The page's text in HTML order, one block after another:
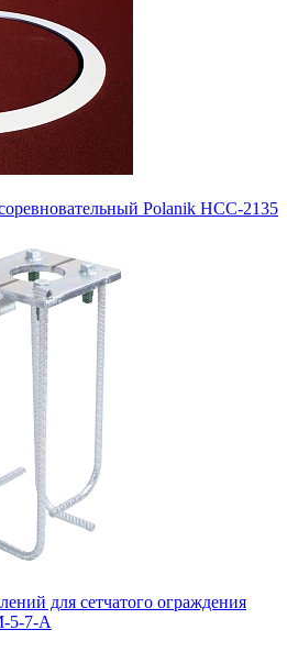
Polanik HCC-2135
для сетчатого ограждения
5-7-А